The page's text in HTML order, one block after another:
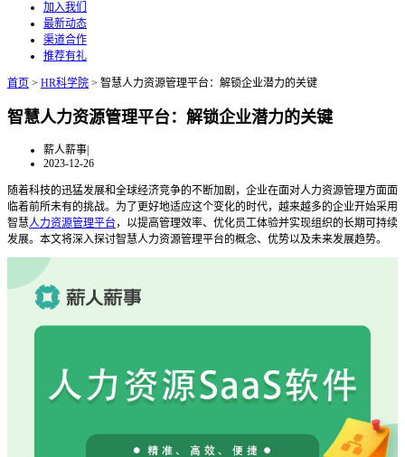
加入我们
最新动态
渠道合作
推荐有礼
首页 > HR科学院 > 智慧人力资源管理平台：解锁企业潜力的关键
智慧人力资源管理平台：解锁企业潜力的关键
薪人薪事|
2023-12-26
随着科技的迅猛发展和全球经济竞争的不断加剧，企业在面对人力资源管理方面面
临着前所未有的挑战。为了更好地适应这个变化的时代，越来越多的企业开始采用
智慧人力资源管理平台 ，以提高管理效率、优化员工体验并实现组织的长期可持续
发展。本文将深入探讨智慧人力资源管理平台的概念、优势以及未来发展趋势。